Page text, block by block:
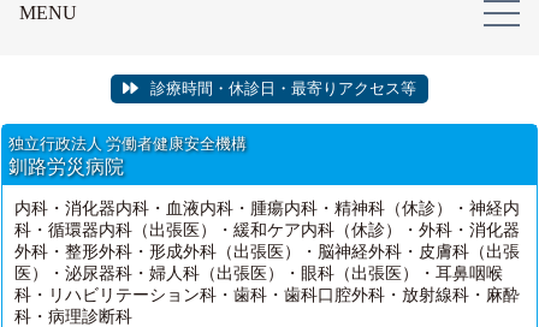
MENU
診療時間・休診日・最寄りアクセス等
独立行政法人 労働者健康安全機構
釧路労災病院
内科・消化器内科・血液内科・腫瘍内科・精神科（休診）・神経内
科・循環器内科（出張医）・緩和ケア内科（休診）・外科・消化器
外科・整形外科・形成外科（出張医）・脳神経外科・皮膚科（出張
医）・泌尿器科・婦人科（出張医）・眼科（出張医）・耳鼻咽喉
科・リハビリテーション科・歯科・歯科口腔外科・放射線科・麻酔
科・病理診断科